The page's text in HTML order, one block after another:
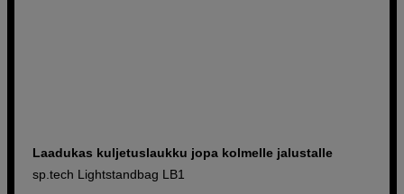
Laadukas kuljetuslaukku jopa kolmelle jalustalle
sp.tech Lightstandbag LB1